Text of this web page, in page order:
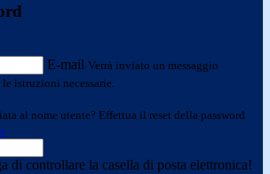
E-mail Verrà inviato un messaggio
istruzioni necessarie.
al nome utente? Effettua il reset della password
di controllare la casella di posta elettronica!